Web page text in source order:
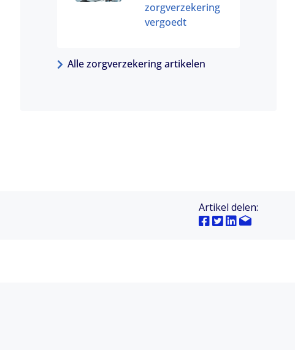
zorgverzekering
vergoedt
Alle zorgverzekering artikelen
Artikel delen: